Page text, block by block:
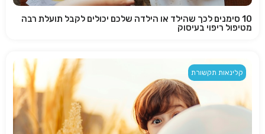
10 סימנים לכך שהילד או הילדה שלכם יכולים לקבל תועלת רבה
מטיפול ריפוי בעיסוק
קלינאות תקשורת